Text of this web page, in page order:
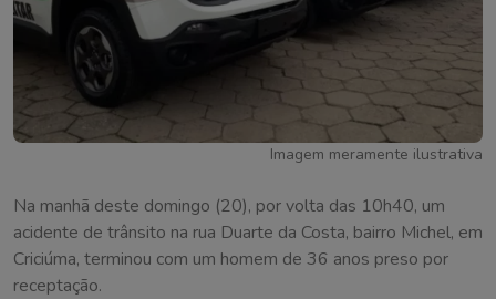
Imagem meramente ilustrativa
Na manhã deste domingo (20), por volta das 10h40, um
acidente de trânsito na rua Duarte da Costa, bairro Michel, em
Criciúma, terminou com um homem de 36 anos preso por
receptação.